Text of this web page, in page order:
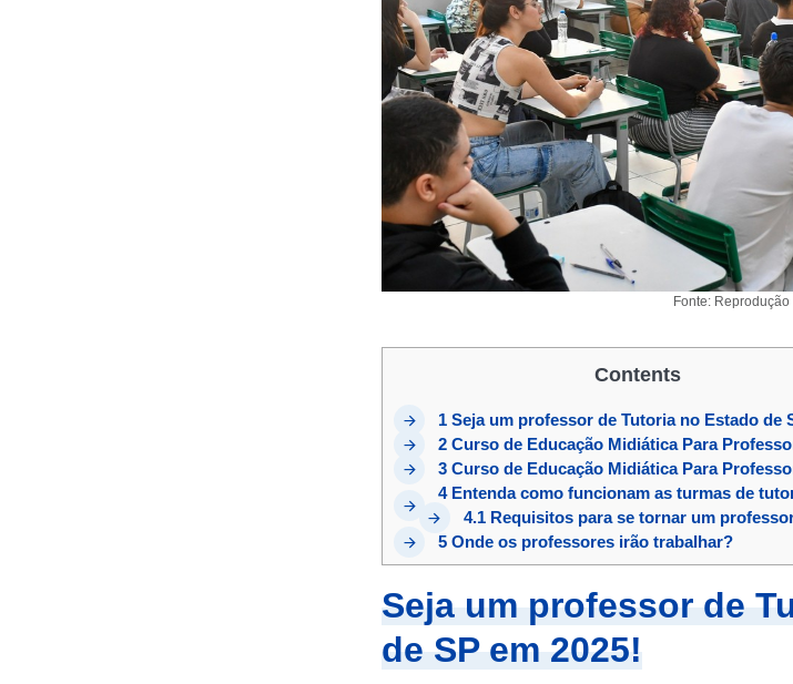
Fonte: Reprodução
Contents
1 Seja um professor de Tutoria no Estado de
2 Curso de Educação Midiática Para
3 Curso de Educação Midiática Para
4Entenda como funcionam as turmas de
4.1Requisitos para se tornar um
5 Onde os professores irão trabalhar?
Seja um professor de
de SP em 2025!